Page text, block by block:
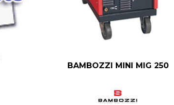
BAMBOZZI MINI MIG 250